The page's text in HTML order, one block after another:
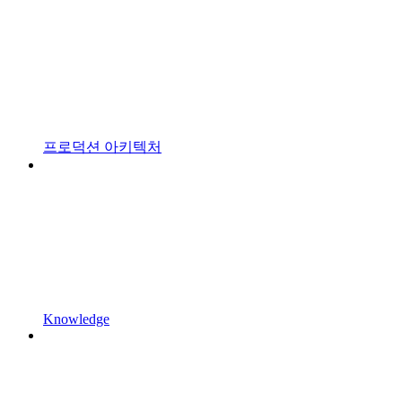
프로덕션 아키텍처
Knowledge